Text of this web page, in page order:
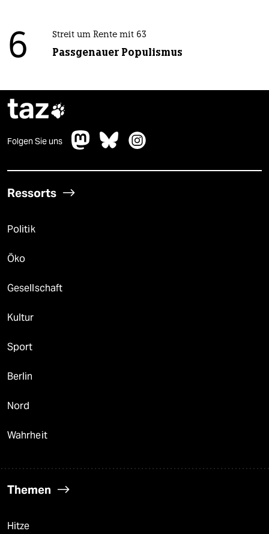
6 Streit um Rente mit 63
Passgenauer Populismus
taz
Folgen Sie uns
Ressorts
Politik
Öko
Gesellschaft
Kultur
Sport
Berlin
Nord
Wahrheit
Themen
Hitze